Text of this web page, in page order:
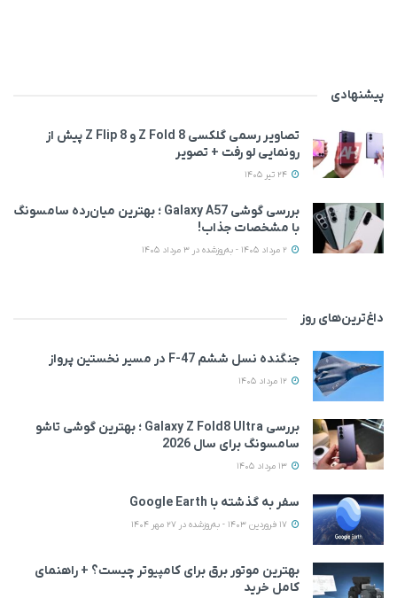
پیشنهادی
تصاویر رسمی گلکسی Z Fold 8 و Z Flip 8 پیش از
رونمایی لو رفت + تصویر
بررسی گوشی Galaxy A57 ؛ بهترین میان‌رده سامسونگ
با مشخصات جذاب!
داغ‌ترین‌های روز
جنگنده نسل ششم F-47 در مسیر نخستین پرواز
بررسی Galaxy Z Fold8 Ultra ؛ بهترین گوشی تاشو
سامسونگ برای سال 2026
سفر به گذشته با Google Earth
بهترین موتور برق برای کامپیوتر چیست؟ + راهنمای
کامل خرید